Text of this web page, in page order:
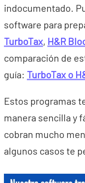
indocumentado.
software para
TurboTax, H&R
comparación de
guía: TurboTax o
Estos programas
manera sencilla y
cobran mucho
algunos casos te